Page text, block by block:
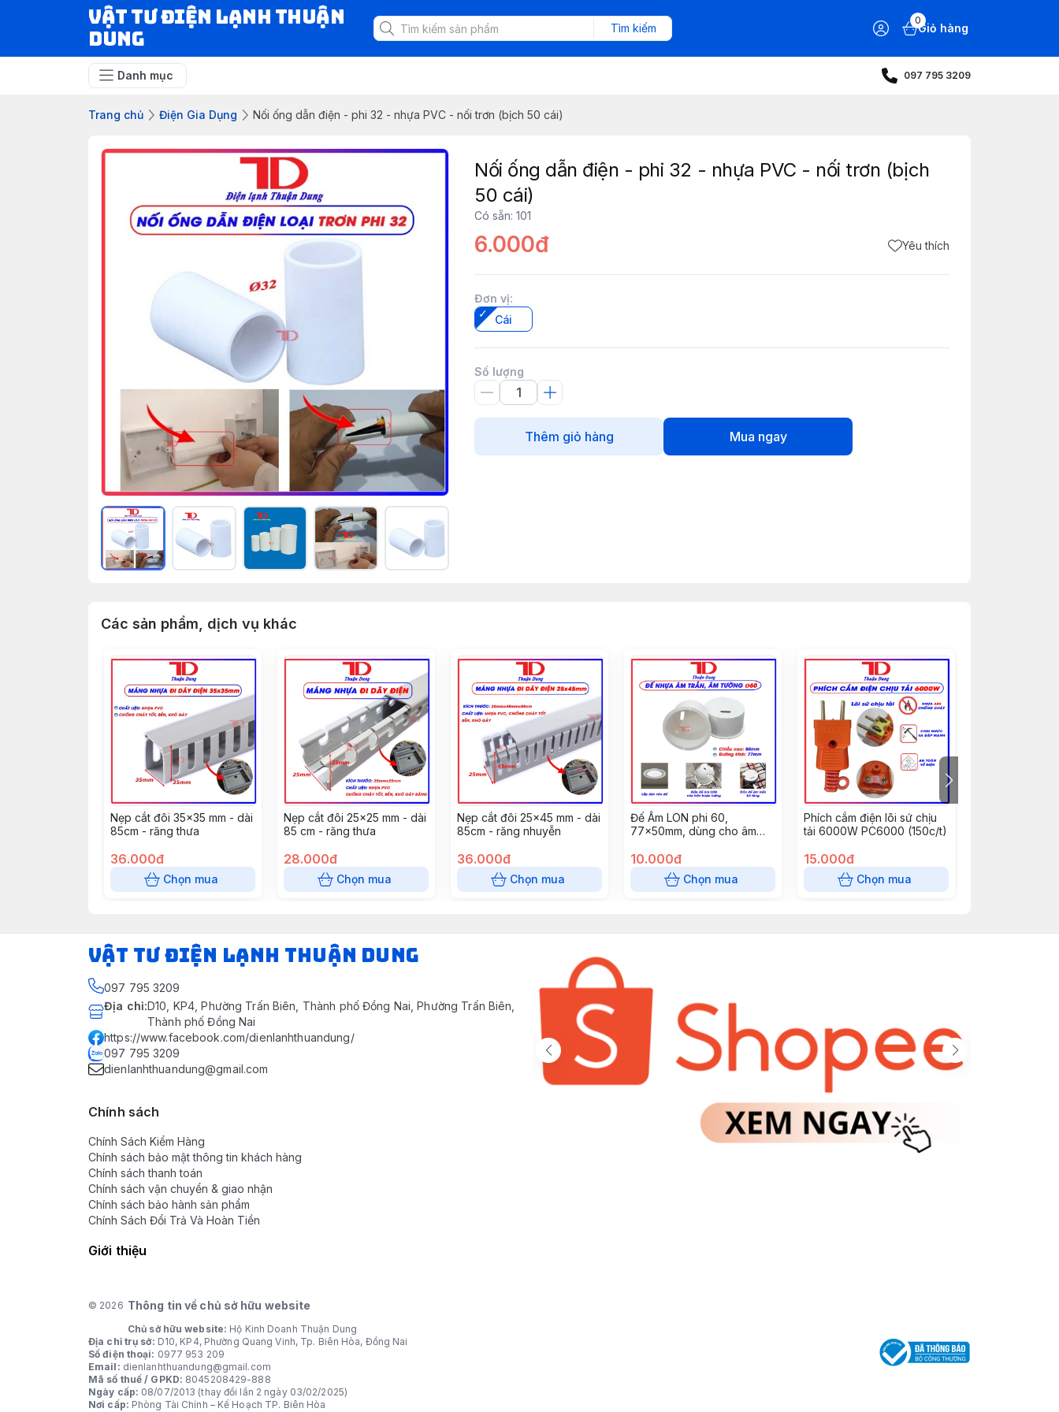
VẬT TƯ ĐIỆN LẠNH THUẬN
DUNG
Tìm kiếm
0
Giỏ hàng
Danh mục 097 795 3209
Trang chủ Điện Gia Dụng Nối ống dẫn điện - phi 32 - nhựa PVC - nối trơn (bịch 50 cái)
Nối ống dẫn điện - phi 32 - nhựa PVC - nối trơn (bịch
50 cái)
Có sẵn: 101
6.000đ Yêu thích
Đơn vị:
Cái
Số lượng
Thêm giỏ hàng Mua ngay
Các sản phẩm, dịch vụ khác
Nẹp cắt đôi 35x35 mm - dài
85cm - răng thưa
36.000đ
Chọn mua
Nẹp cắt đôi 25x25 mm - dài
85 cm - răng thưa
28.000đ
Chọn mua
Nẹp cắt đôi 25x45 mm - dài
85cm - răng nhuyễn
36.000đ
Chọn mua
Đế Âm LON phi 60,
77x50mm, dùng cho âm
(10 cái/gói)
10.000đ
Chọn mua
Phích cắm điện lõi sứ chịu
tải 6000W PC6000 (150c/t)
15.000đ
Chọn mua
VẬT TƯ ĐIỆN LẠNH THUẬN DUNG
097 795 3209
Địa chỉ:D10, KP4, Phường Trấn Biên, Thành phố Đồng Nai, Phường Trấn Biên,
Thành phố Đồng Nai
https://www.facebook.com/dienlanhthuandung/
097 795 3209
dienlanhthuandung@gmail.com
Chính sách
Chính Sách Kiểm Hàng
Chính sách bảo mật thông tin khách hàng
Chính sách thanh toán
Chính sách vận chuyển & giao nhận
Chính sách bảo hành sản phẩm
Chính Sách Đổi Trả Và Hoàn Tiền
Giới thiệu
© 2026 Thông tin về chủ sở hữu website
Chủ sở hữu website: Hộ Kinh Doanh Thuận Dung
Địa chỉ trụ sở: D10, KP4, Phường Quang Vinh, Tp. Biên Hòa, Đồng Nai
Số điện thoại: 0977 953 209
Email: dienlanhthuandung@gmail.com
Mã số thuế / GPKD: 8045208429-888
Ngày cấp: 08/07/2013 (thay đổi lần 2 ngày 03/02/2025)
Nơi cấp: Phòng Tài Chính – Kế Hoạch TP. Biên Hòa